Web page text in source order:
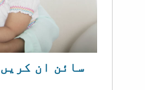
سائن ان کریں